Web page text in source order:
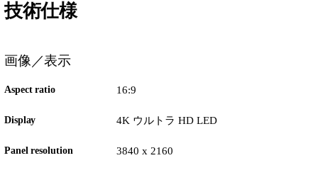
技術仕様
画像／表示
Aspect ratio 16:9
Display 4K ウルトラ HD LED
Panel resolution 3840 x 2160